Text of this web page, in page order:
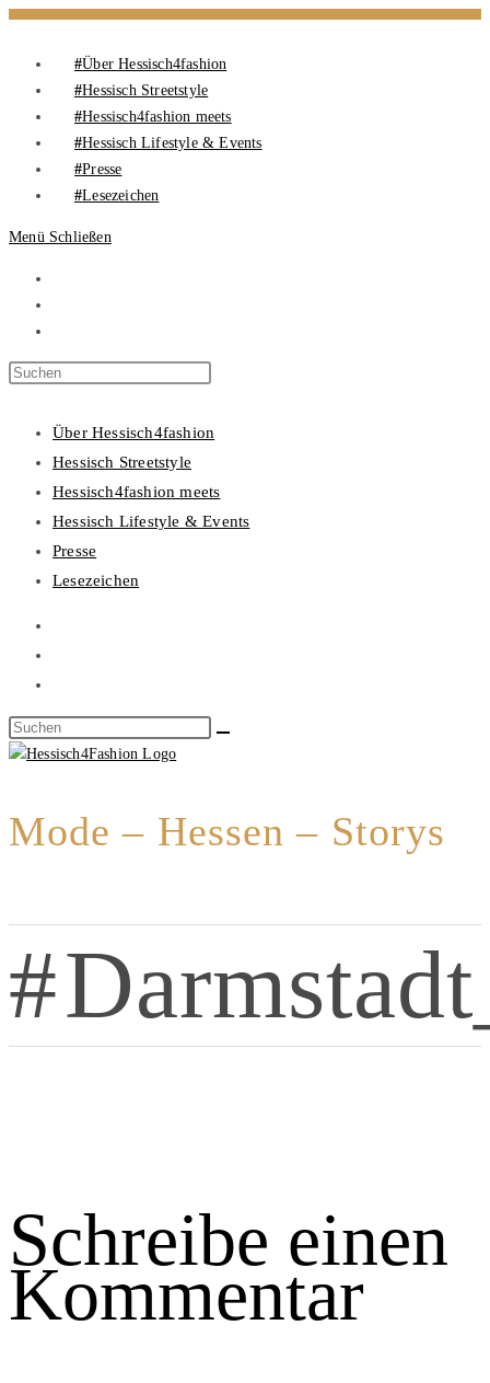
Über Hessisch4fashion
Hessisch Streetstyle
Hessisch4fashion meets
Hessisch Lifestyle & Events
Presse
Lesezeichen
Menü Schließen
Über Hessisch4fashion
Hessisch Streetstyle
Hessisch4fashion meets
Hessisch Lifestyle & Events
Presse
Lesezeichen
Mode – Hessen – Storys
Schreibe einen
Kommentar